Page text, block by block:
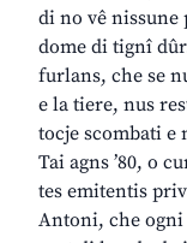
di no vê nissune
dome di tignî
furlans, che se
e la tiere, nus
tocje scombati e
Tai agns ’80, o
tes emitentis
Antoni, che ogni